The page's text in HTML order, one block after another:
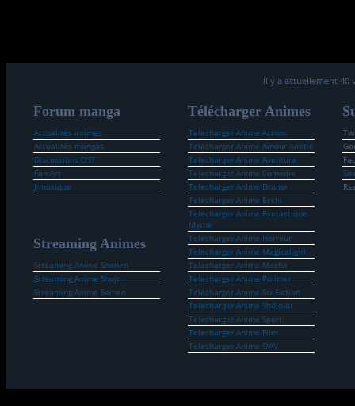
Il y a actuellement 40
Forum manga
Actualités animes
Actualités mangas
Discussions OST
Fan Art
J-musique
Streaming Animes
Streaming Anime Shonen
Streaming Anime Shojo
Streaming Anime Seinen
Télécharger Animes
Telecharger Anime Action
Telecharger Anime Amour-Amitié
Telecharger Anime Aventure
Telecharger Anime Comédie
Telecharger Anime Drame
Telecharger Anime Ecchi
Telecharger Anime Fantastique
Mythe
Telecharger Anime Horreur
Telecharger Anime Magical-girl
Telecharger Anime Mecha
Telecharger Anime Policier
Telecharger Anime Sci-Fiction
Telecharger Anime Shōjo-ai
Telecharger Anime Sport
Telecharger Anime Film
Telecharger Anime OAV
Rss